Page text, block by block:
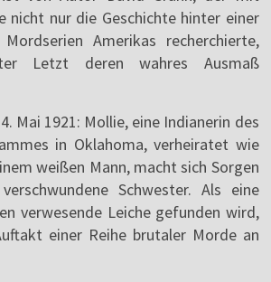
nicht nur die Geschichte hinter einer
Amerikas recherchierte,
Letzt deren wahres Ausmaß
Mai 1921: Mollie, eine Indianerin des
in Oklahoma, verheiratet wie
weißen Mann, macht sich Sorgen
Schwester. Als eine
verwesende Leiche gefunden wird,
einer Reihe brutaler Morde an